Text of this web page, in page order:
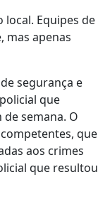
Equipes de
mas apenas
segurança e
que
semana. O
que
aos crimes
que resultou